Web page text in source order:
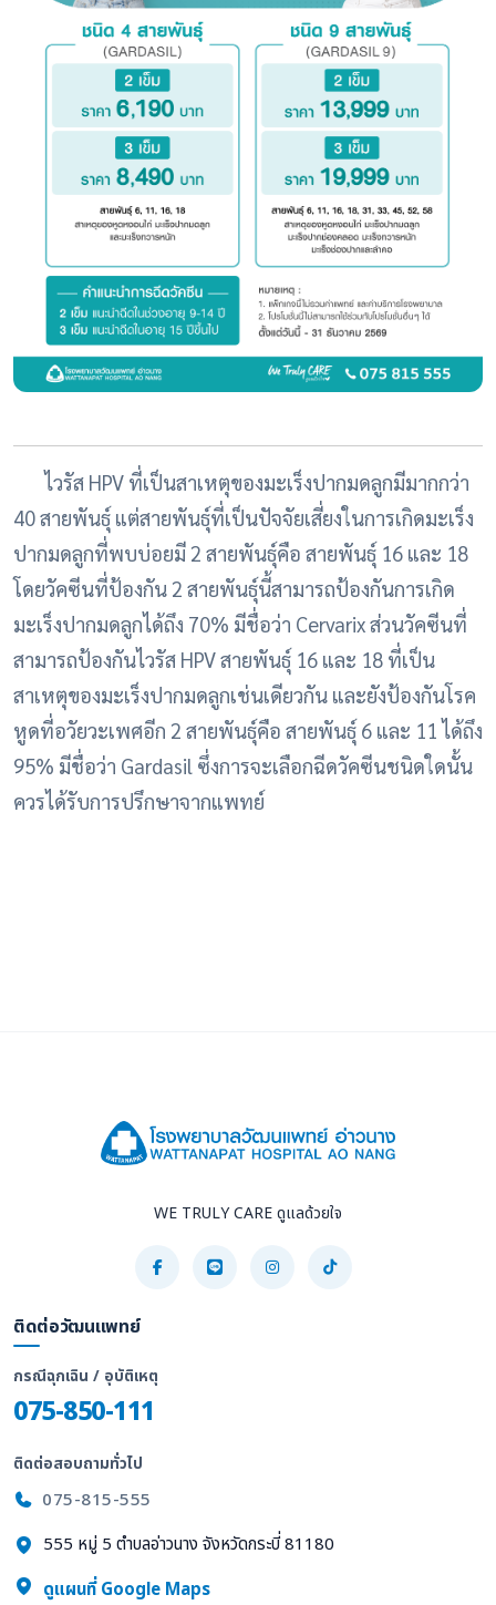
ไวรัส HPV ที่เป็นสาเหตุของมะเร็งปากมดลูกมีมากกว่า
40 สายพันธุ์ แต่สายพันธุ์ที่เป็นปัจจัยเสี่ยงในการเกิดมะเร็ง
ปากมดลูกที่พบบ่อยมี 2 สายพันธุ์คือ สายพันธุ์ 16 และ 18
โดยวัคซีนที่ป้องกัน 2 สายพันธุ์นี้สามารถป้องกันการเกิด
มะเร็งปากมดลูกได้ถึง 70% มีชื่อว่า Cervarix ส่วนวัคซีนที่
สามารถป้องกันไวรัส HPV สายพันธุ์ 16 และ 18 ที่เป็น
สาเหตุของมะเร็งปากมดลูกเช่นเดียวกัน และยังป้องกันโรค
หูดที่อวัยวะเพศอีก 2 สายพันธุ์คือ สายพันธุ์ 6 และ 11 ได้ถึง
95% มีชื่อว่า Gardasil ซึ่งการจะเลือกฉีดวัคซีนชนิดใดนั้น
ควรได้รับการปรึกษาจากแพทย์
WE TRULY CARE ดูแลด้วยใจ
ติดต่อวัฒนแพทย์
กรณีฉุกเฉิน / อุบัติเหตุ
075-850-111
ติดต่อสอบถามทั่วไป
075-815-555
555 หมู่ 5 ตำบลอ่าวนาง จังหวัดกระบี่ 81180
ดูแผนที่ Google Maps